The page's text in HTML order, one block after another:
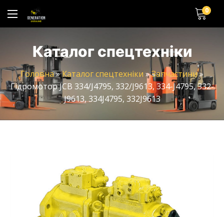
0
Каталог спецтехніки
Головна»Каталог спецтехніки »Запчастини»
Гідромотор JCB 334/J4795, 332/J9613, 334-J4795, 332-
J9613, 334J4795, 332J9613